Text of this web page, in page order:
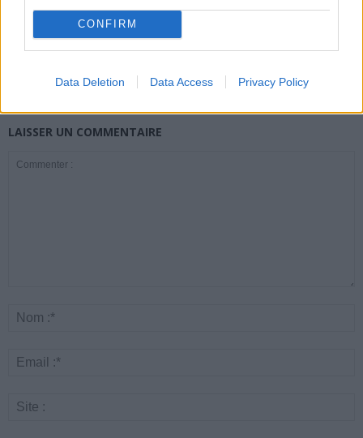
CONFIRM
Data Deletion Data Access Privacy Policy
essentiels des
cardiologues pour
Santé
attention à la pénurie de
lunettes de sécurité
combattre le cancer
LAISSER UN COMMENTAIRE